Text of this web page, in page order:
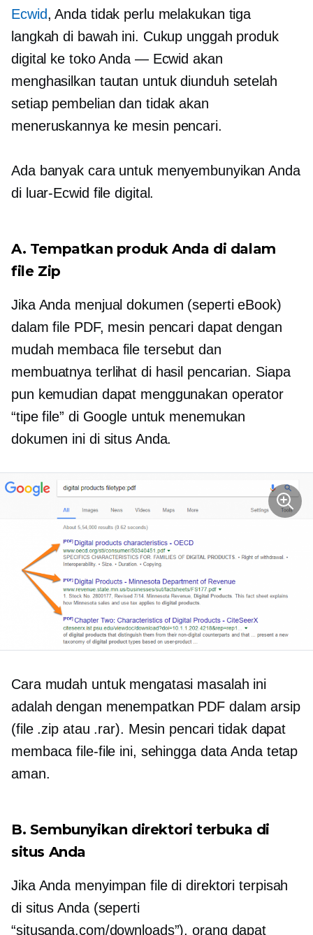
Ecwid, Anda tidak perlu melakukan tiga
langkah di bawah ini. Cukup unggah produk
digital ke toko Anda — Ecwid akan
menghasilkan tautan untuk diunduh setelah
setiap pembelian dan tidak akan
meneruskannya ke mesin pencari.
Ada banyak cara untuk menyembunyikan Anda
di luar-Ecwid file digital.
A. Tempatkan produk Anda di dalam
file Zip
Jika Anda menjual dokumen (seperti eBook)
dalam file PDF, mesin pencari dapat dengan
mudah membaca file tersebut dan
membuatnya terlihat di hasil pencarian. Siapa
pun kemudian dapat menggunakan operator
“tipe file” di Google untuk menemukan
dokumen ini di situs Anda.
Cara mudah untuk mengatasi masalah ini
adalah dengan menempatkan PDF dalam arsip
(file .zip atau .rar). Mesin pencari tidak dapat
membaca file-file ini, sehingga data Anda tetap
aman.
B. Sembunyikan direktori terbuka di
situs Anda
Jika Anda menyimpan file di direktori terpisah
di situs Anda (seperti
“situsanda.com/downloads”), orang dapat